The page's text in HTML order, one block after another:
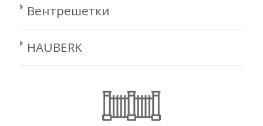
Вентрешетки
HAUBERK